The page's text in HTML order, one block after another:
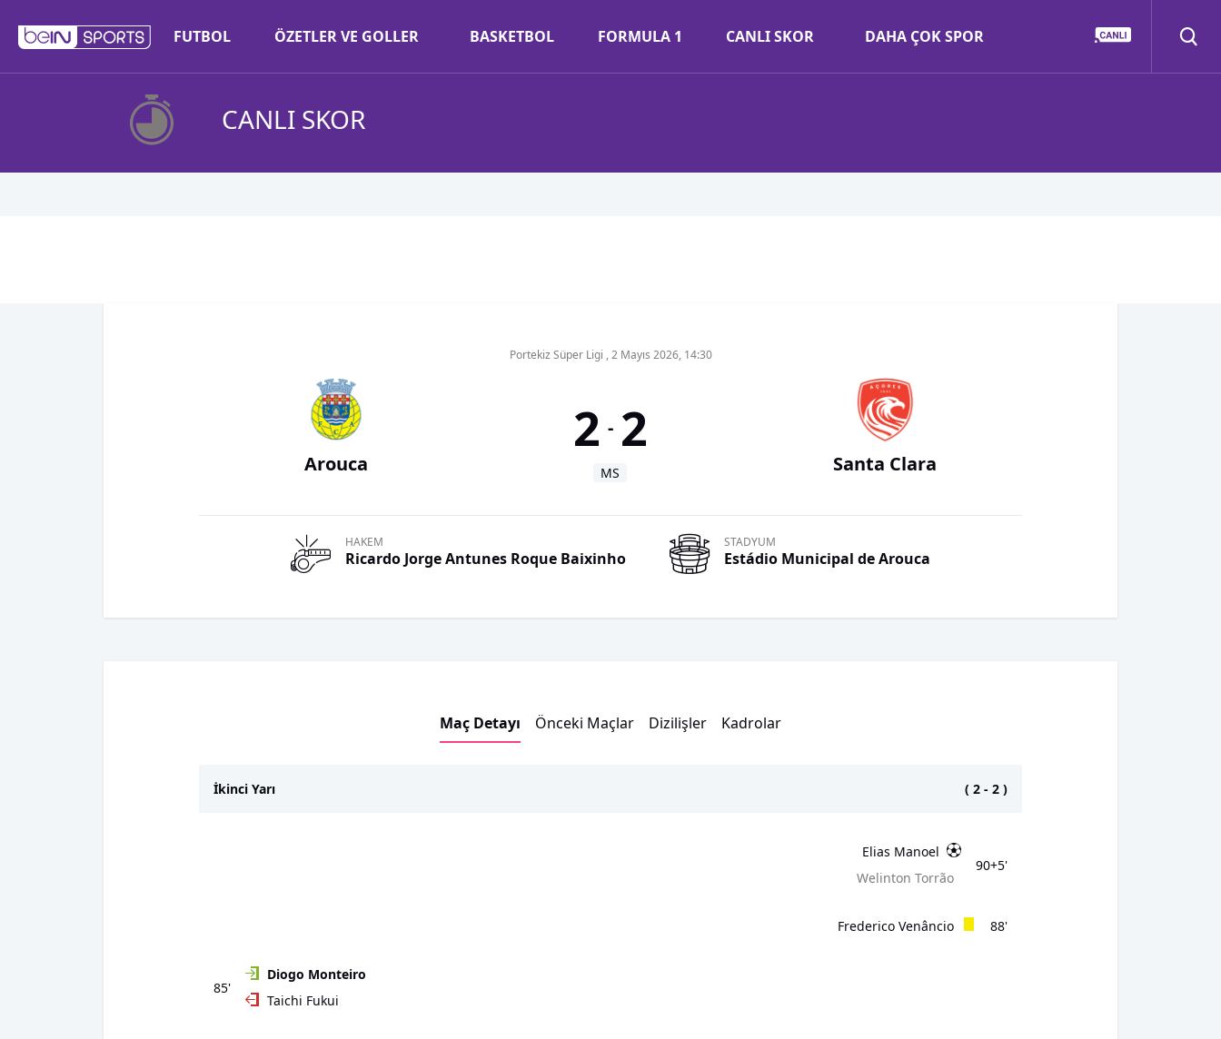
FUTBOL ÖZETLER VE GOLLER BASKETBOL FORMULA 1 CANLI SKOR DAHA ÇOK SPOR
CANLI SKOR
Portekiz Süper Ligi , 2 Mayıs 2026, 14:30
Arouca
2 - 2
MS Santa Clara
HAKEM
Ricardo JorgeAntunes Roque Baixinho
STADYUM
Estádio Municipal de Arouca
Maç Detayı Önceki Maçlar Dizilişler Kadrolar
İkinci Yarı ( 2 - 2 )
90+5'
Elias Manoel
Welinton Torrão
88'
Frederico Venâncio
85'
Diogo Monteiro
Taichi Fukui